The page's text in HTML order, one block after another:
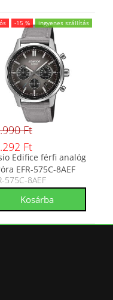
-15 % ingyenes szállítás
Ft
Ft
Edifice férfi analóg
EFR-575C-8AEF
575C-8AEF